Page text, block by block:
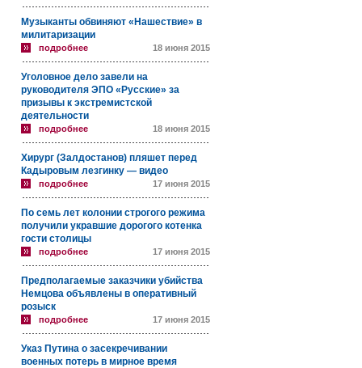
Музыканты обвиняют «Нашествие» в
милитаризации
подробнее 18 июня 2015
Уголовное дело завели на
руководителя ЭПО «Русские» за
призывы к экстремистской
деятельности
подробнее 18 июня 2015
Хирург (Залдостанов) пляшет перед
Кадыровым лезгинку — видео
подробнее 17 июня 2015
По семь лет колонии строгого режима
получили укравшие дорогого котенка
гости столицы
подробнее 17 июня 2015
Предполагаемые заказчики убийства
Немцова объявлены в оперативный
розыск
подробнее 17 июня 2015
Указ Путина о засекречивании
военных потерь в мирное время